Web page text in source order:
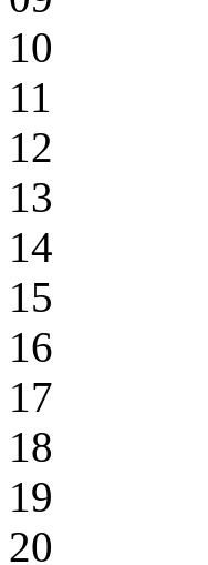
10
11
12
13
14
15
16
17
18
19
20